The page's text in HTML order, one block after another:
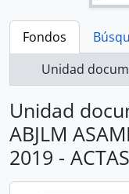
Fondos
Unidad
Unidad
ABJLM
2019 -